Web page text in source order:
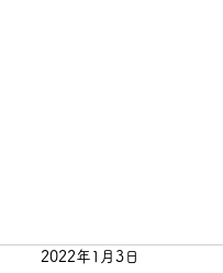
2022年1月3日